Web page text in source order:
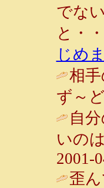
でな
と・
じめ
相
ず～
自
いの
2001-
歪